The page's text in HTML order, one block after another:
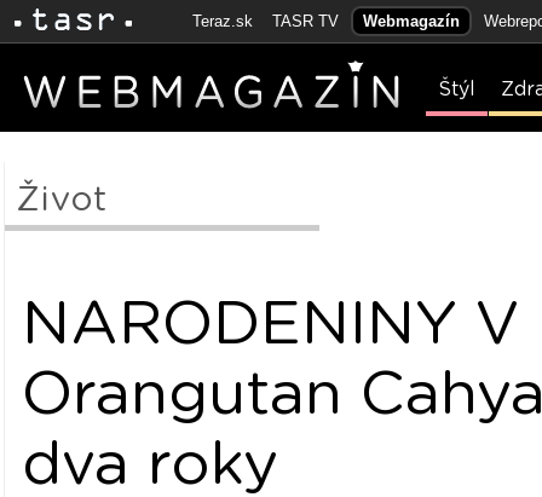
Teraz.sk TASR TV Webmagazín
Štýl
Život
NARODENINY V
Orangutan
dva roky